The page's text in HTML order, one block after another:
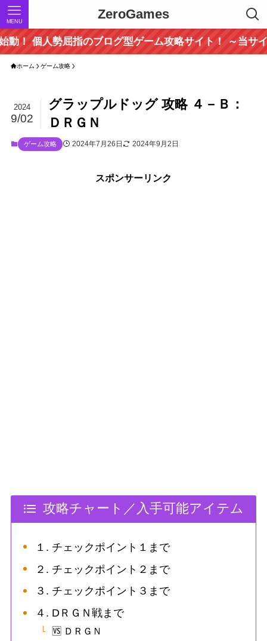
ZeroGames
MENU
指のブログ型ゲーム攻略サイト！ ～当サイトでしか
ホーム ゲーム攻略
グラップルドッグ 攻略 ４－Ｂ：
ＤＲＧＮ
2024
9/02
ゲーム攻略 2024年7月26日 2024年9月2日
スポンサーリンク
攻略チャート／入手可能アイテム
１. チェックポイント１まで
２. チェックポイント２まで
３. チェックポイント３まで
４. DＲＧＮ戦まで
🆚 ＤＲＧＮ